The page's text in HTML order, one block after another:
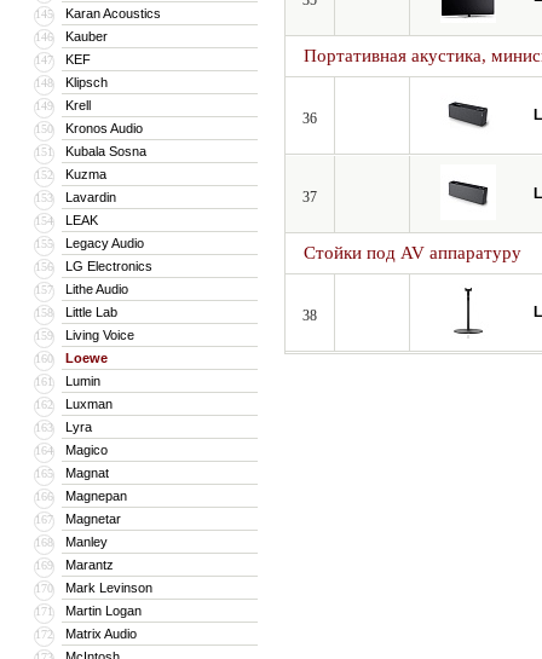
145 Karan Acoustics
146 Kauber
147 KEF
148 Klipsch
149 Krell
150 Kronos Audio
151 Kubala Sosna
152 Kuzma
153 Lavardin
154 LEAK
155 Legacy Audio
156 LG Electronics
157 Lithe Audio
158 Little Lab
159 Living Voice
160 Loewe
161 Lumin
162 Luxman
163 Lyra
164 Magico
165 Magnat
166 Magnepan
167 Magnetar
168 Manley
169 Marantz
170 Mark Levinson
171 Martin Logan
172 Matrix Audio
Портативная акустика,
36
37
Стойки под AV аппаратуру
38